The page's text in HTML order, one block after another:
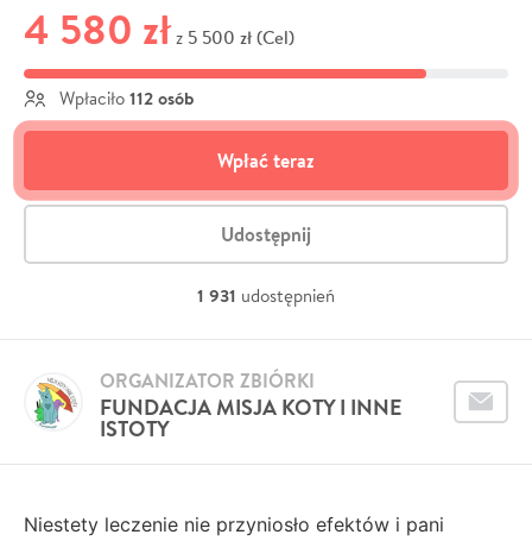
4 580 zł z 5 500 zł (Cel)
Wpłaciło 112 osób
Wpłać teraz
Udostępnij
1 931 udostępnień
FUNDACJA MISJA KOTY I INNE
ISTOTY
ORGANIZATOR ZBIÓRKI
Niestety leczenie nie przyniosło efektów i pani